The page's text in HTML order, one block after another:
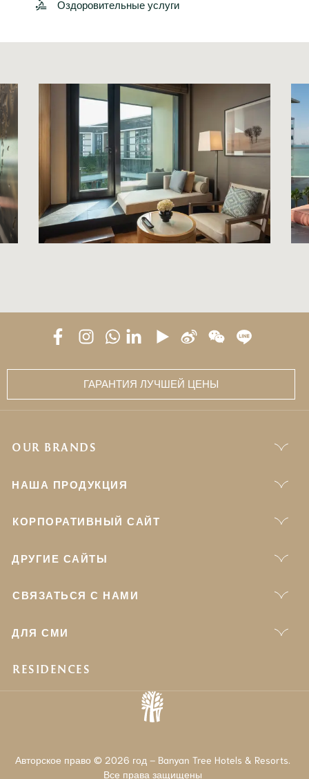
Оздоровительные услуги
ГАРАНТИЯ ЛУЧШЕЙ ЦЕНЫ
OUR BRANDS
НАША ПРОДУКЦИЯ
КОРПОРАТИВНЫЙ САЙТ
ДРУГИЕ САЙТЫ
СВЯЗАТЬСЯ С НАМИ
ДЛЯ СМИ
RESIDENCES
Авторское право © 2026 год – Banyan Tree Hotels & Resorts.
Все права защищены